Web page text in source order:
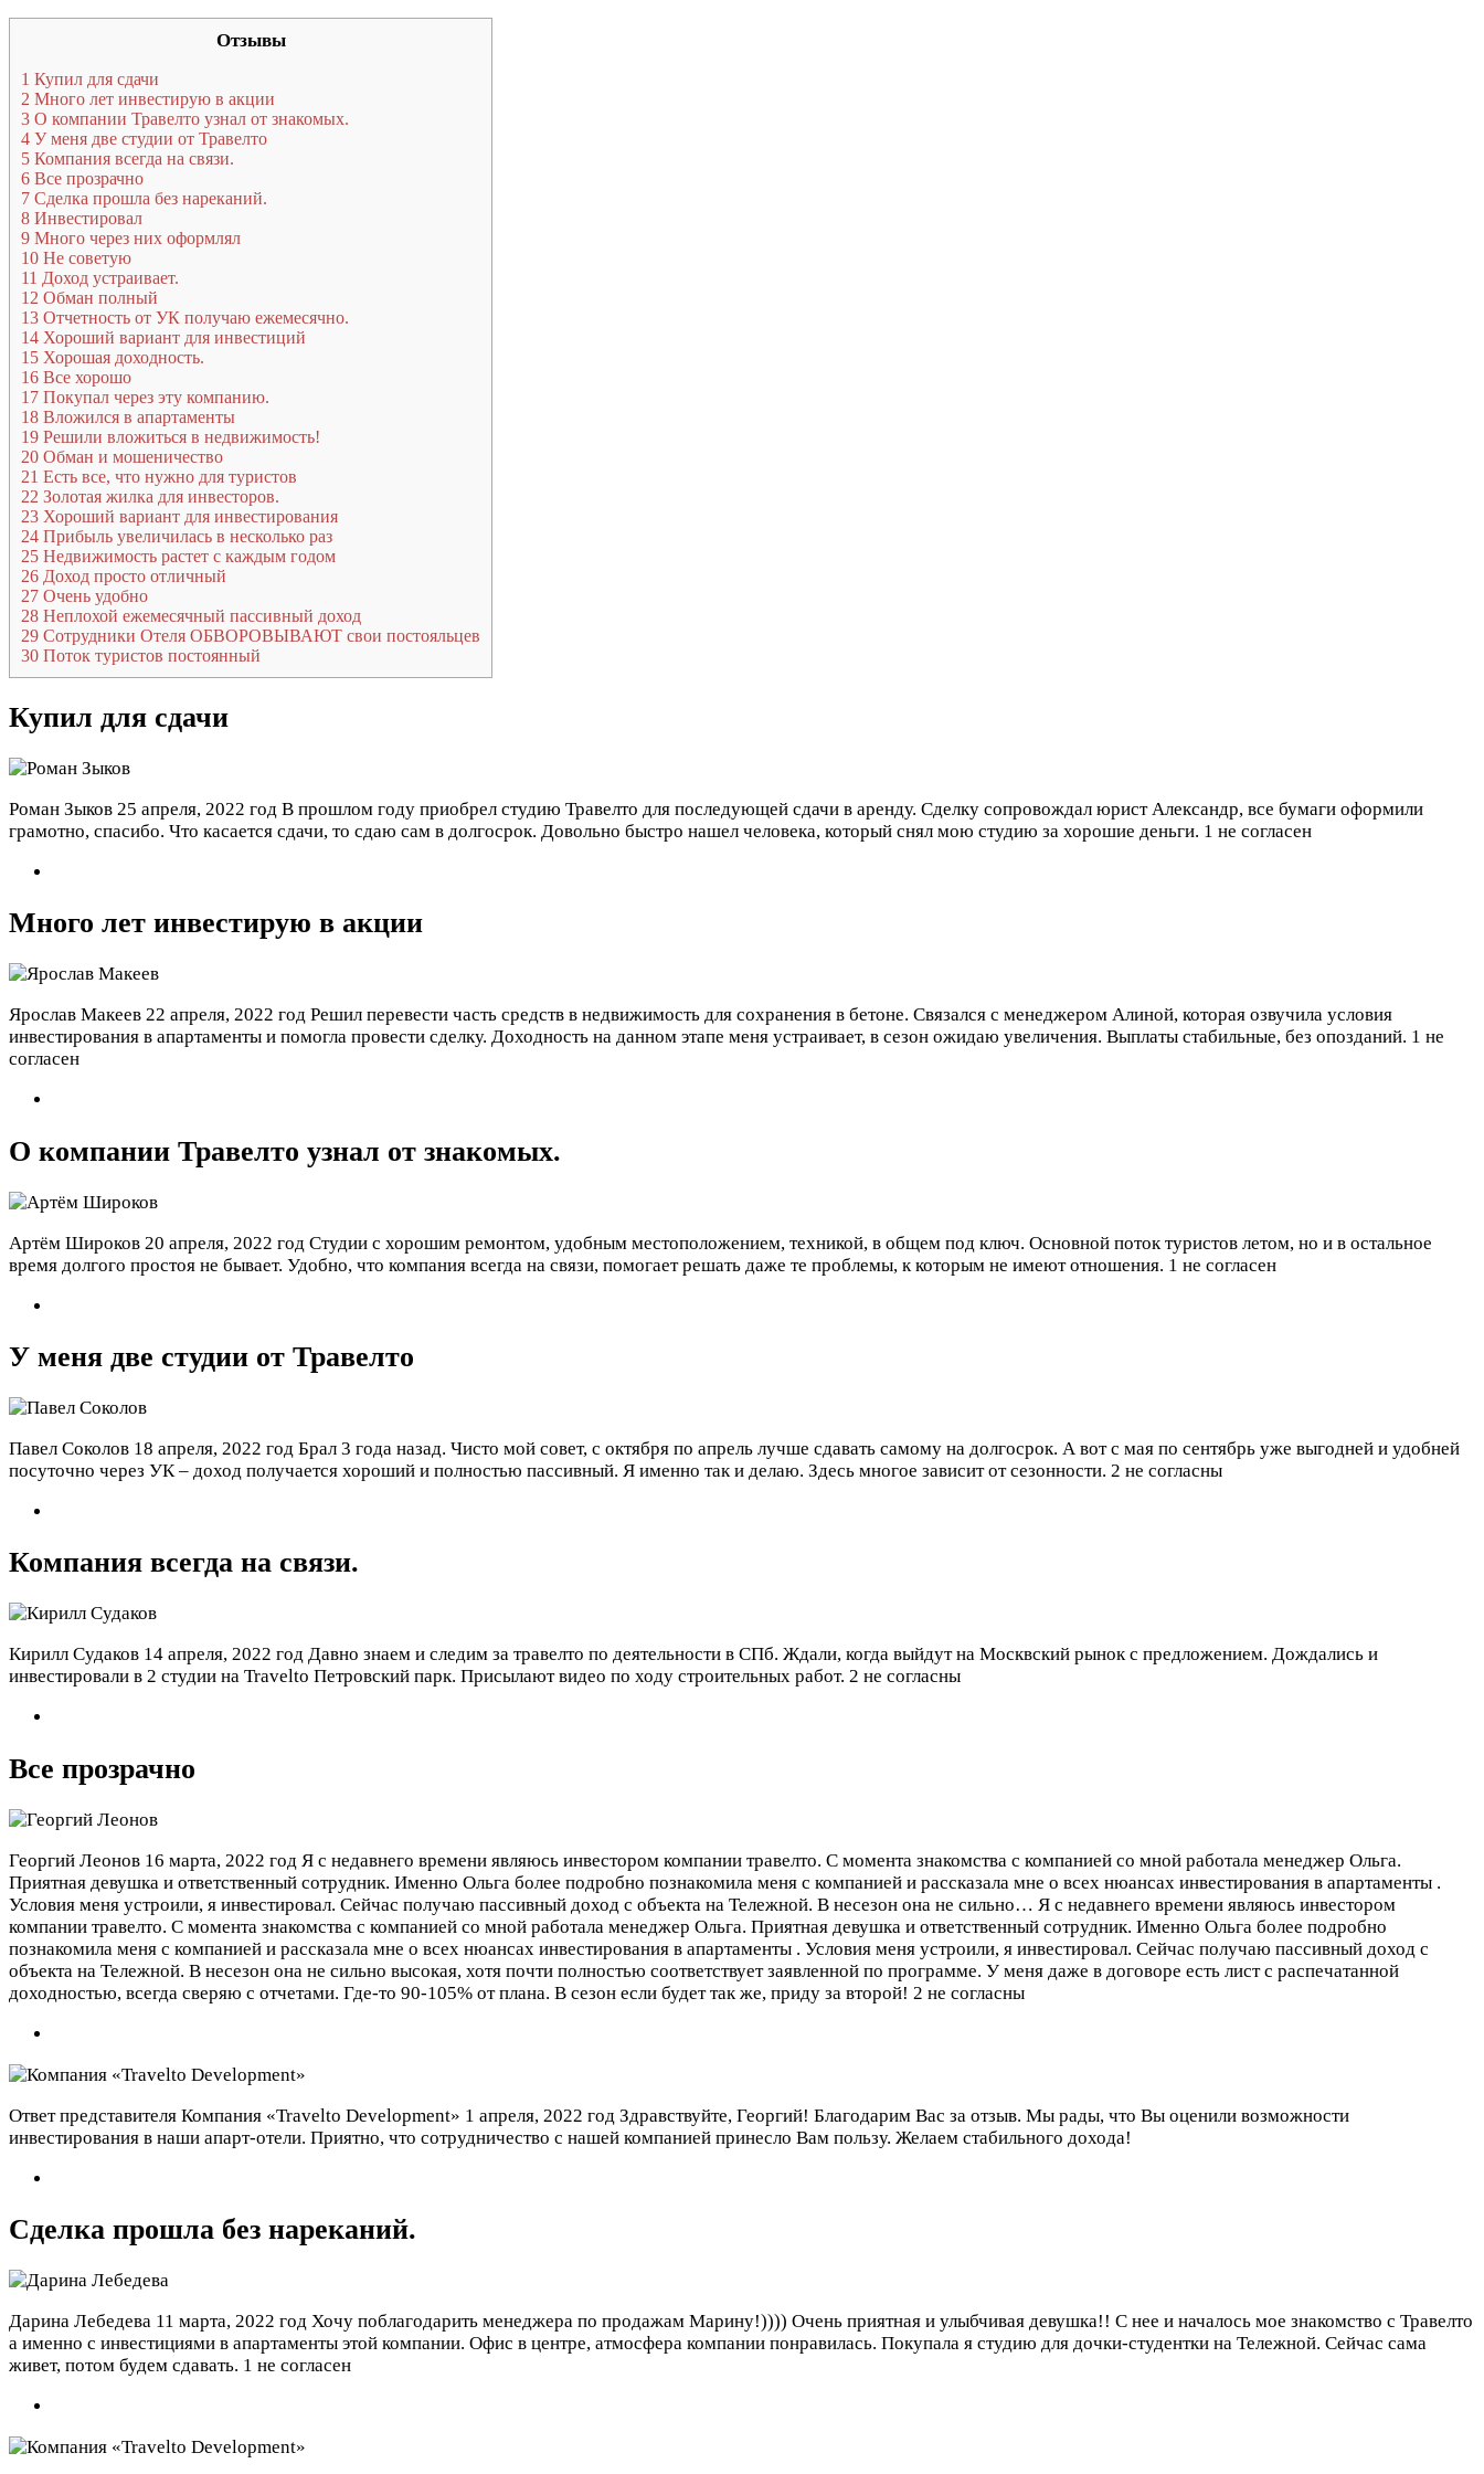
Отзывы
1 Купил для сдачи
2 Много лет инвестирую в акции
3 О компании Травелто узнал от знакомых.
4 У меня две студии от Травелто
5 Компания всегда на связи.
6 Все прозрачно
7 Сделка прошла без нареканий.
8 Инвестировал
9 Много через них оформлял
10 Не советую
11 Доход устраивает.
12 Обман полный
13 Отчетность от УК получаю ежемесячно.
14 Хороший вариант для инвестиций
15 Хорошая доходность.
16 Все хорошо
17 Покупал через эту компанию.
18 Вложился в апартаменты
19 Решили вложиться в недвижимость!
20 Обман и мошеничество
21 Есть все, что нужно для туристов
22 Золотая жилка для инвесторов.
23 Хороший вариант для инвестирования
24 Прибыль увеличилась в несколько раз
25 Недвижимость растет с каждым годом
26 Доход просто отличный
27 Очень удобно
28 Неплохой ежемесячный пассивный доход
29 Сотрудники Отеля ОБВОРОВЫВАЮТ свои постояльцев
30 Поток туристов постоянный
Купил для сдачи
Роман Зыков 25 апреля, 2022 год В прошлом году приобрел студию Травелто для последующей сдачи в аренду. Сделку сопровождал юрист Александр, все бумаги оформили
грамотно, спасибо. Что касается сдачи, то сдаю сам в долгосрок. Довольно быстро нашел человека, который снял мою студию за хорошие деньги. 1 не согласен
Много лет инвестирую в акции
Ярослав Макеев 22 апреля, 2022 год Решил перевести часть средств в недвижимость для сохранения в бетоне. Связался с менеджером Алиной, которая озвучила условия
инвестирования в апартаменты и помогла провести сделку. Доходность на данном этапе меня устраивает, в сезон ожидаю увеличения. Выплаты стабильные, без опозданий. 1 не
согласен
О компании Травелто узнал от знакомых.
Артём Широков 20 апреля, 2022 год Студии с хорошим ремонтом, удобным местоположением, техникой, в общем под ключ. Основной поток туристов летом, но и в остальное
время долгого простоя не бывает. Удобно, что компания всегда на связи, помогает решать даже те проблемы, к которым не имеют отношения. 1 не согласен
У меня две студии от Травелто
Павел Соколов 18 апреля, 2022 год Брал 3 года назад. Чисто мой совет, с октября по апрель лучше сдавать самому на долгосрок. А вот с мая по сентябрь уже выгодней и удобней
посуточно через УК – доход получается хороший и полностью пассивный. Я именно так и делаю. Здесь многое зависит от сезонности. 2 не согласны
Компания всегда на связи.
Кирилл Судаков 14 апреля, 2022 год Давно знаем и следим за травелто по деятельности в СПб. Ждали, когда выйдут на Москвский рынок с предложением. Дождались и
инвестировали в 2 студии на Travelto Петровский парк. Присылают видео по ходу строительных работ. 2 не согласны
Все прозрачно
Георгий Леонов 16 марта, 2022 год Я с недавнего времени являюсь инвестором компании травелто. С момента знакомства с компанией со мной работала менеджер Ольга.
Приятная девушка и ответственный сотрудник. Именно Ольга более подробно познакомила меня с компанией и рассказала мне о всех нюансах инвестирования в апартаменты .
Условия меня устроили, я инвестировал. Сейчас получаю пассивный доход с объекта на Тележной. В несезон она не сильно… Я с недавнего времени являюсь инвестором
компании травелто. С момента знакомства с компанией со мной работала менеджер Ольга. Приятная девушка и ответственный сотрудник. Именно Ольга более подробно
познакомила меня с компанией и рассказала мне о всех нюансах инвестирования в апартаменты . Условия меня устроили, я инвестировал. Сейчас получаю пассивный доход с
объекта на Тележной. В несезон она не сильно высокая, хотя почти полностью соответствует заявленной по программе. У меня даже в договоре есть лист с распечатанной
доходностью, всегда сверяю с отчетами. Где-то 90-105% от плана. В сезон если будет так же, приду за второй! 2 не согласны
Ответ представителя Компания «Travelto Development» 1 апреля, 2022 год Здравствуйте, Георгий! Благодарим Вас за отзыв. Мы рады, что Вы оценили возможности
инвестирования в наши апарт-отели. Приятно, что сотрудничество с нашей компанией принесло Вам пользу. Желаем стабильного дохода!
Сделка прошла без нареканий.
Дарина Лебедева 11 марта, 2022 год Хочу поблагодарить менеджера по продажам Марину!)))) Очень приятная и улыбчивая девушка!! С нее и началось мое знакомство с Травелто
а именно с инвестициями в апартаменты этой компании. Офис в центре, атмосфера компании понравилась. Покупала я студию для дочки-студентки на Тележной. Сейчас сама
живет, потом будем сдавать. 1 не согласен